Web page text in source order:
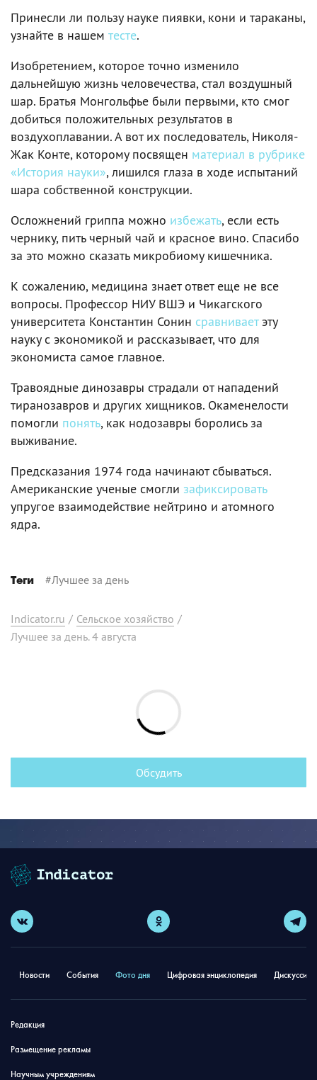
Принесли ли пользу науке пиявки, кони и тараканы,
узнайте в нашем тесте.
Изобретением, которое точно изменило
дальнейшую жизнь человечества, стал воздушный
шар. Братья Монгольфье были первыми, кто смог
добиться положительных результатов в
воздухоплавании. А вот их последователь, Николя-
Жак Конте, которому посвящен материал в рубрике
«История науки», лишился глаза в ходе испытаний
шара собственной конструкции.
Осложнений гриппа можно избежать, если есть
чернику, пить черный чай и красное вино. Спасибо
за это можно сказать микробиому кишечника.
К сожалению, медицина знает ответ еще не все
вопросы. Профессор НИУ ВШЭ и Чикагского
университета Константин Сонин сравниваетэту
науку с экономикой и рассказывает, что для
экономиста самое главное.
Травоядные динозавры страдали от нападений
тиранозавров и других хищников. Окаменелости
помогли понять, как нодозавры боролись за
выживание.
Предсказания 1974 года начинают сбываться.
Американские ученые смогли зафиксировать
упругое взаимодействие нейтрино и атомного
ядра.
Теги #Лучшее за день
Indicator.ru / Сельское хозяйство /
Лучшее за день. 4 августа
Обсудить
Новости События Фото дня Цифровая энциклопедия
Редакция
Размещение рекламы
Научным учреждениям